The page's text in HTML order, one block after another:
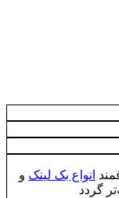
انواع بک لینک و
گردد